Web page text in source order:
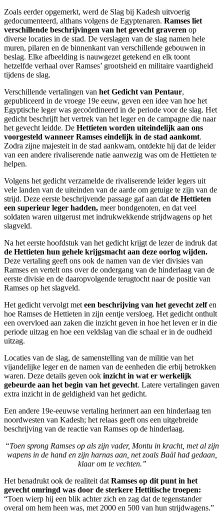
Zoals eerder opgemerkt, werd de Slag bij Kadesh uitvoerig
gedocumenteerd, althans volgens de Egyptenaren. Ramses liet
verschillende beschrijvingen van het gevecht graveren op
diverse locaties in de stad. De verslagen van de slag namen hele
muren, pilaren en de binnenkant van verschillende gebouwen in
beslag. Elke afbeelding is nauwgezet getekend en elk toont
hetzelfde verhaal over Ramses’ grootsheid en militaire vaardigheid
tijdens de slag.
Verschillende vertalingen van het Gedicht van Pentaur,
gepubliceerd in de vroege 19e eeuw, geven een idee van hoe het
Egyptische leger was gecoördineerd in de periode voor de slag. Het
gedicht beschrijft het vertrek van het leger en de campagne die naar
het gevecht leidde. De Hettieten worden uiteindelijk aan ons
voorgesteld wanneer Ramses eindelijk in de stad aankomt.
Zodra zijne majesteit in de stad aankwam, ontdekte hij dat de leider
van een andere rivaliserende natie aanwezig was om de Hettieten te
helpen.
Volgens het gedicht verzamelde de rivaliserende leider legers uit
vele landen van de uiteinden van de aarde om getuige te zijn van de
strijd. Deze eerste beschrijvende passage gaf aan datde Hettieten
een superieur leger hadden, meer bondgenoten, en dat veel
soldaten waren uitgerust met indrukwekkende strijdwagens op het
slagveld.
Na het eerste hoofdstuk van het gedicht krijgt de lezer de indruk dat
de Hettieten hun gehele krijgsmacht aan deze oorlog wijden.
Deze vertaling geeft ons ook de namen van de vier divisies van
Ramses en vertelt ons over de ondergang van de hinderlaag van de
eerste divisie en de daaropvolgende terugtocht naar de positie van
Ramses op het slagveld.
Het gedicht vervolgt meteen beschrijving van het gevecht zelfen
hoe Ramses de Hettieten in zijn eentje versloeg. Het gedicht onthult
een overvloed aan zaken die inzicht geven in hoe het leven er in die
periode uitzag en hoe een veldslag van die schaal er in de oudheid
uitzag.
Locaties van de slag, de samenstelling van de militie van het
vijandelijke leger en de namen van de eenheden die erbij betrokken
waren. Deze details geven ook inzicht in wat er werkelijk
gebeurde aan het begin van het gevecht. Latere vertalingen gaven
extra inzicht in de geldigheid van het gedicht.
Een andere 19e-eeuwse vertaling herinnert aan een hinderlaag ten
noordwesten van Kadesh; het relaas geeft ons een uitgebreide
beschrijving van de reactie van Ramses op de hinderlaag.
“Toen sprong Ramses op als zijn vader, Montu in kracht, met al zijn
wapens in de hand en zijn harnas aan, net zoals Baäl had gedaan,
klaar om te vechten.”
Het benadrukt ook de realiteit datRamses op dit punt in het
gevecht omringd was door de sterkere Hettitische troepen:
“Toen wierp hij een blik achter zich en zag dat de tegenstander
overal om hem heen was, met 2000 en 500 van hun strijdwagens.”